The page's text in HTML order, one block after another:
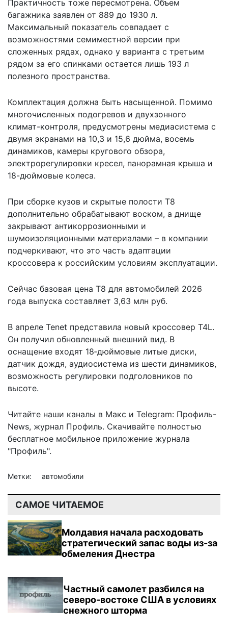
Практичность тоже пересмотрена. Объем
багажника заявлен от 889 до 1930 л.
Максимальный показатель совпадает с
возможностями семиместной версии при
сложенных рядах, однако у варианта с третьим
рядом за его спинками остается лишь 193 л
полезного пространства.
Комплектация должна быть насыщенной. Помимо
многочисленных подогревов и двухзонного
климат-контроля, предусмотрены медиасистема с
двумя экранами на 10,3 и 15,6 дюйма, восемь
динамиков, камеры кругового обзора,
электрорегулировки кресел, панорамная крыша и
18-дюймовые колеса.
При сборке кузов и скрытые полости T8
дополнительно обрабатывают воском, а днище
закрывают антикоррозионными и
шумоизоляционными материалами – в компании
подчеркивают, что это часть адаптации
кроссовера к российским условиям эксплуатации.
Сейчас базовая цена T8 для автомобилей 2026
года выпуска составляет 3,63 млн руб.
В апреле Tenet представила новый кроссовер T4L.
Он получил обновленный внешний вид. В
оснащение входят 18‑дюймовые литые диски,
датчик дождя, аудиосистема из шести динамиков,
возможность регулировки подголовников по
высоте.
Читайте наши каналы в Макс и Telegram: Профиль-
News, журнал Профиль. Скачивайте полностью
бесплатное мобильное приложение журнала
"Профиль".
Метки: автомобили
САМОЕ ЧИТАЕМОЕ
Молдавия начала расходовать
стратегический запас воды из-за
обмеления Днестра
Частный самолет разбился на
северо-востоке США в условиях
снежного шторма